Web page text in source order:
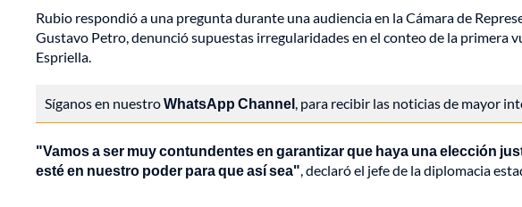
Rubio respondió a una pregunta durante una audiencia en la Cámara de
Gustavo Petro, denunció supuestas irregularidades en el conteo de la primera
Espriella.
Síganos en nuestroWhatsApp Channel, para recibir las noticias de mayor
"Vamos a ser muy contundentes en garantizar que haya una elección
esté en nuestro poder para que así sea", declaró el jefe de la diplomacia